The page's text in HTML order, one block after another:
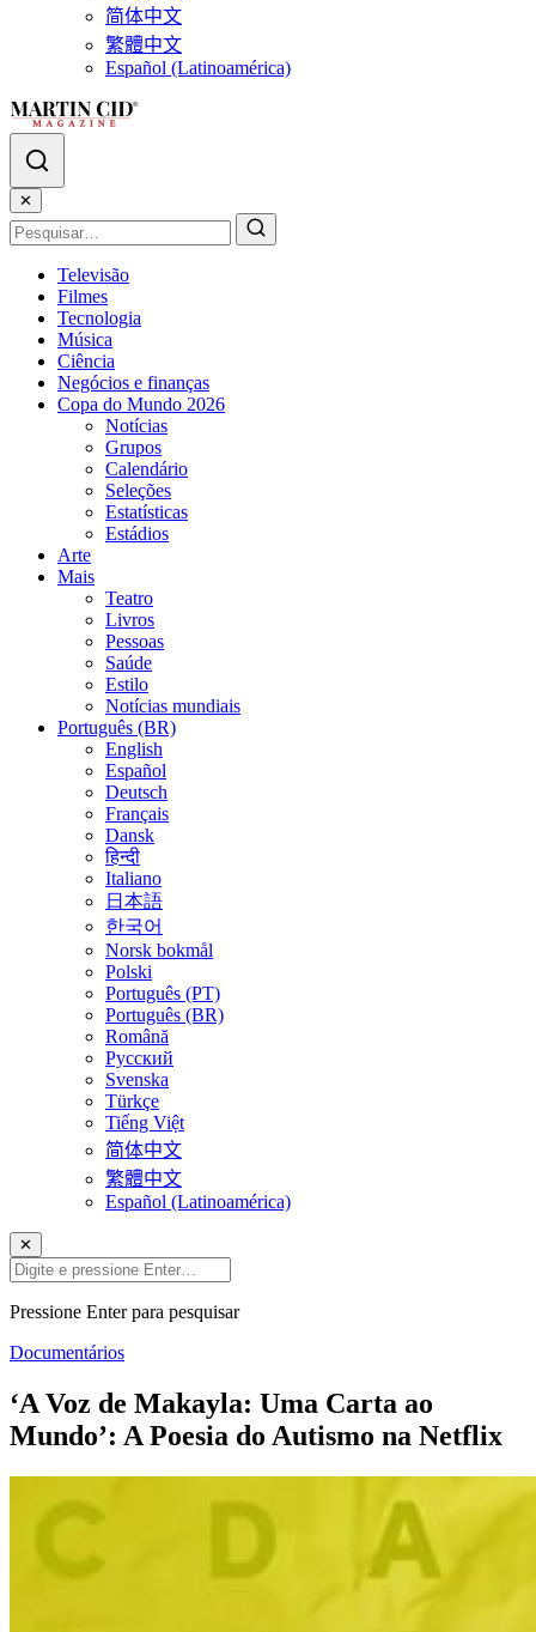
简体中文
繁體中文
Español (Latinoamérica)
✕
Televisão
Filmes
Tecnologia
Música
Ciência
Negócios e finanças
Copa do Mundo 2026
Notícias
Grupos
Calendário
Seleções
Estatísticas
Estádios
Arte
Mais
Teatro
Livros
Pessoas
Saúde
Estilo
Notícias mundiais
Português (BR)
English
Español
Deutsch
Français
Dansk
हिन्दी
Italiano
日本語
한국어
Norsk bokmål
Polski
Português (PT)
Português (BR)
Română
Русский
Svenska
Türkçe
Tiếng Việt
简体中文
繁體中文
Español (Latinoamérica)
✕
Pressione Enter para pesquisar
Documentários
‘A Voz de Makayla: Uma Carta ao
Mundo’: A Poesia do Autismo na Netflix